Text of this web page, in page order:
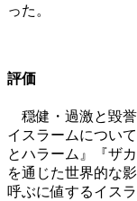
った。
評価
穏健・過激と毀誉
イスラームについ
とハラーム』『ザ
を通じた世界的な
呼ぶに値するイス